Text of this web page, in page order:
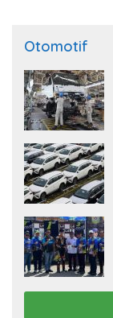
Otomotif